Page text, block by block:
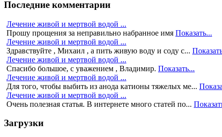
Последние комментарии
Лечение живой и мертвой водой ...
Прошу прощения за неправильно набранное имя Показать...
Лечение живой и мертвой водой ...
Здравствуйте , Михаил , а пить живую воду и соду с...
Лечение живой и мертвой водой ...
Спасибо большое, с уважением , Владимир. Показать...
Лечение живой и мертвой водой ...
Для того, чтобы выбить из анода катионы тяжелых ме...
Лечение живой и мертвой водой ...
Очень полезная статья. В интернете много статей по...
Загрузки